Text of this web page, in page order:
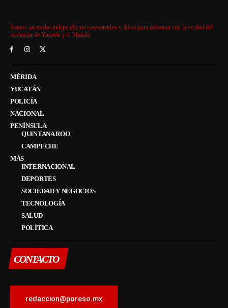
Somos un medio independiente convencidos y libres para informar con la verdad del
acontecer de Yucatán y el Mundo.
MÉRIDA
YUCATÁN
POLICÍA
NACIONAL
PENÍNSULA
QUINTANA ROO
CAMPECHE
MÁS
INTERNACIONAL
DEPORTES
SOCIEDAD Y NEGOCIOS
TECNOLOGÍA
SALUD
POLÍTICA
CONTACTO
redaccion@poreso.mx